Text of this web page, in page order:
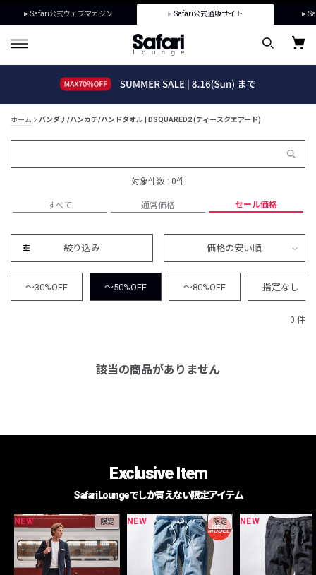
Safari公式ウェブマガジン Safari公式通販サイト
ホーム バンダナ/ハンカチ/ハンドタオル | DSQUARED2 (ディースクエアード)
対象件数 : 0件
すべて 通常価格 セール価格
絞り込み 価格の安い順
～30%OFF ～50%OFF ～80%OFF 指定なし
0 件
該当の商品がありません
Exclusive Item
Safari Loungeでしか買えない限定アイテム
NEW 限定 NEW 限定 NEW